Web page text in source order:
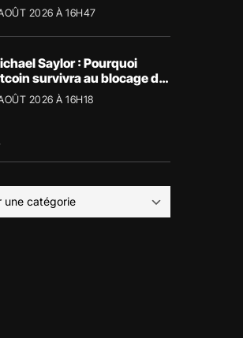
2026 À 16H47
Saylor : Pourquoi
survivra au blocage du
Act
2026 À 16H18